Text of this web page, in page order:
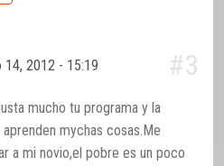
14, 2012 - 15:19 #3
mucho tu programa y la
mychas cosas.Me
a mi novio,el pobre es un poco